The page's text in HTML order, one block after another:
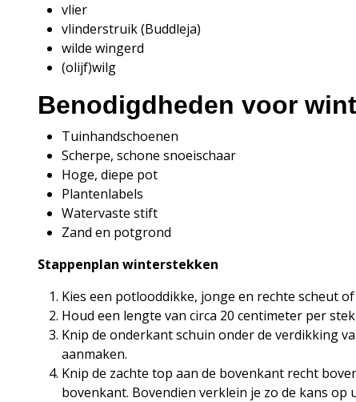
vlier
vlinderstruik (Buddleja)
wilde wingerd
(olijf)wilg
Benodigdheden voor
Tuinhandschoenen
Scherpe, schone snoeischaar
Hoge, diepe pot
Plantenlabels
Watervaste stift
Zand en potgrond
Stappenplan winterstekken
Kies een potlooddikke, jonge en rechte scheut
Houd een lengte van circa 20 centimeter per
Knip de onderkant schuin onder de verdikking
aanmaken.
Knip de zachte top aan de bovenkant recht
bovenkant. Bovendien verklein je zo de kans op